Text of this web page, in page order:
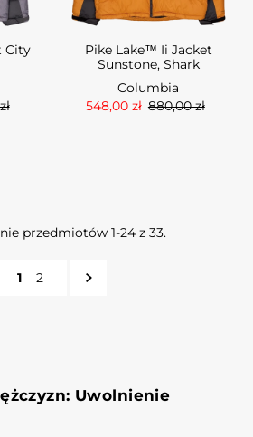
City
Pike Lake™ Ii Jacket
Sunstone, Shark
Columbia
548,00 zł 880,00 zł
przedmiotów 1-24 z 33.
1 2
Uwolnienie